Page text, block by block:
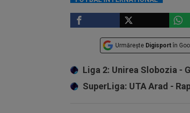
Urmărește Digisport în
Liga 2: Unirea Slobozia -
SuperLiga: UTA Arad -